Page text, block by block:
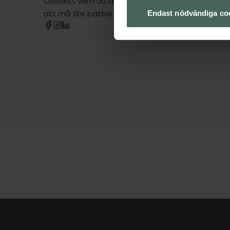
Endast nödvändiga
att må lite bättre. Välkommen att prata med